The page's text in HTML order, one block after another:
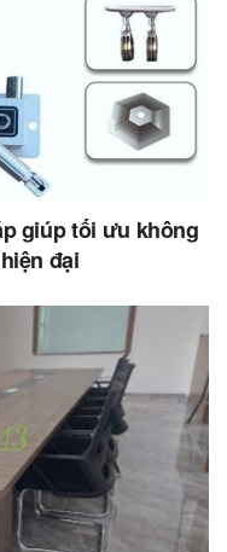
giúp tối ưu không
đại